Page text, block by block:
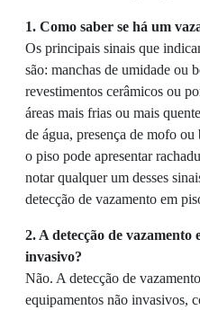
1. Como saber se há um
Os principais sinais que
são: manchas de umidade ou
revestimentos cerâmicos ou
áreas mais frias ou mais
de água, presença de mofo ou
o piso pode apresentar
notar qualquer um desses
detecção de vazamento em
2. A detecção de vazamento
invasivo?
Não. A detecção de
equipamentos não invasivos,